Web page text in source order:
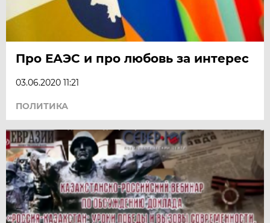
Про ЕАЭС и про любовь за интерес
03.06.2020 11:21
ПОЛИТИКА